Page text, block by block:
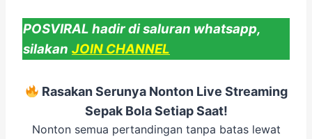
POSVIRAL hadir di saluran whatsapp,
silakan JOIN CHANNEL
Rasakan Serunya Nonton Live Streaming
Sepak Bola Setiap Saat!
Nonton semua pertandingan tanpa batas lewat